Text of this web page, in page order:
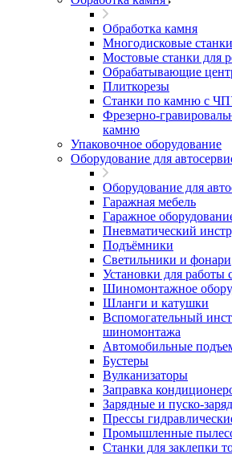
Обработка камня
Многодисковые станки
Мостовые станки для
Обрабатывающие
Плиткорезы
Станки по камню с
Фрезерно-
камню
Упаковочное оборудование
Оборудование для
Оборудование для
Гаражная мебель
Гаражное
Пневматический
Подъёмники
Светильники и фонари
Установки для работы
Шиномонтажное
Шланги и катушки
Вспомогательный
шиномонтажа
Автомобильные
Бустеры
Вулканизаторы
Заправка
Зарядные и пуско-
Прессы
Промышленные
Станки для заклепки